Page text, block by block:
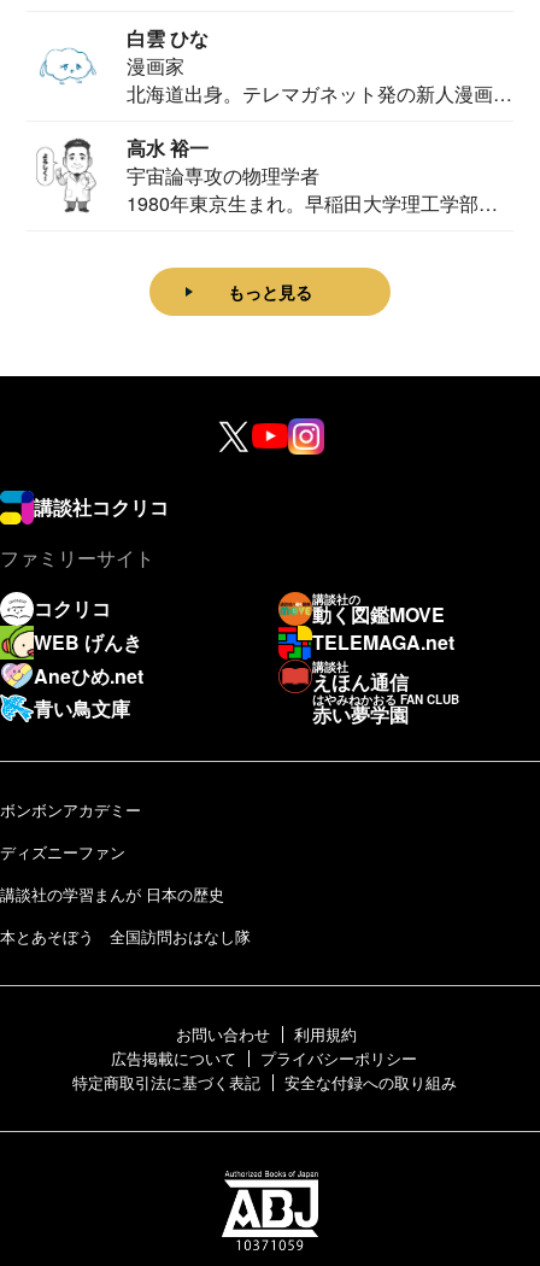
白雲 ひな
漫画家
北海道出身。テレマガネット発の新人漫画
高水 裕一
宇宙論専攻の物理学者
1980年東京生まれ。早稲田大学理工学部物
もっと見る
講談社コクリコ
ファミリーサイト
コクリコ
講談社の
動く図鑑MOVE
WEB げんき
TELEMAGA.net
Aneひめ.net
講談社
えほん通信
青い鳥文庫
はやみねかおる FAN CLUB
赤い夢学園
ボンボンアカデミー
ディズニーファン
講談社の学習まんが 日本の歴史
本とあそぼう 全国訪問おはなし隊
お問い合わせ
利用規約
広告掲載について
プライバシーポリシー
特定商取引法に基づく表記
安全な付録への取り組み